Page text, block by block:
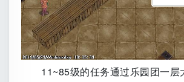
11~85级的任务通过乐园团一层